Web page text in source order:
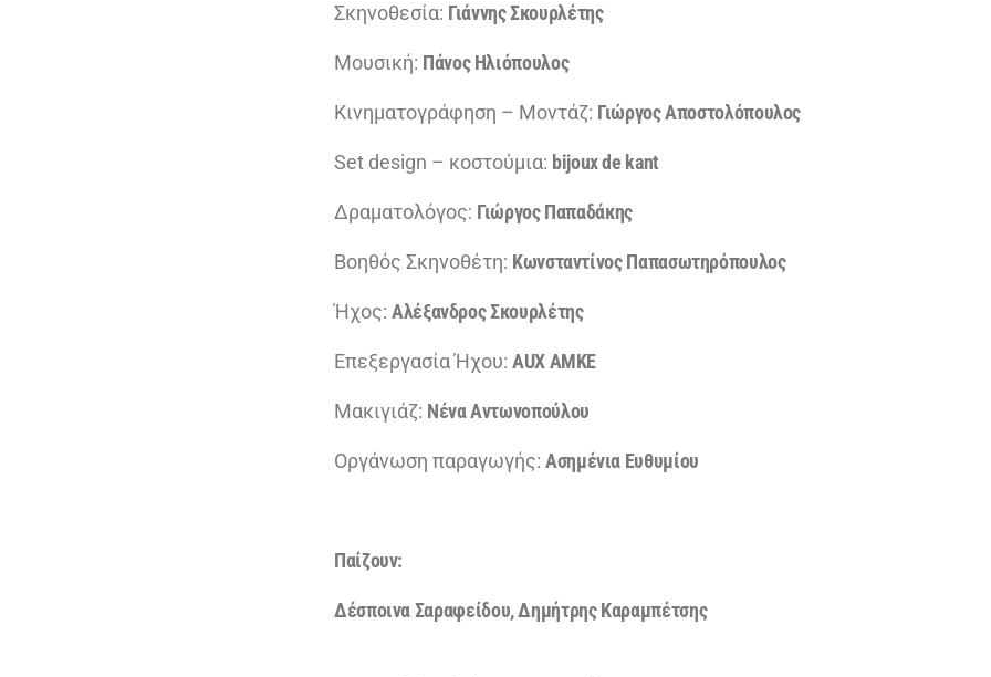
Σκηνοθεσία: Γιάννης Σκουρλέτης
Μουσική: Πάνος Ηλιόπουλος
Κινηματογράφηση – Μοντάζ: Γιώργος Αποστολόπουλος
Set design – κοστούμια: bijoux de kant
Δραματολόγος: Γιώργος Παπαδάκης
Βοηθός Σκηνοθέτη: Κωνσταντίνος Παπασωτηρόπουλος
Ήχος: Αλέξανδρος Σκουρλέτης
Επεξεργασία Ήχου: AUX ΑΜΚΕ
Μακιγιάζ: Νένα Αντωνοπούλου
Οργάνωση παραγωγής: Ασημένια Ευθυμίου
Παίζουν:
Δέσποινα Σαραφείδου, Δημήτρης Καραμπέτσης